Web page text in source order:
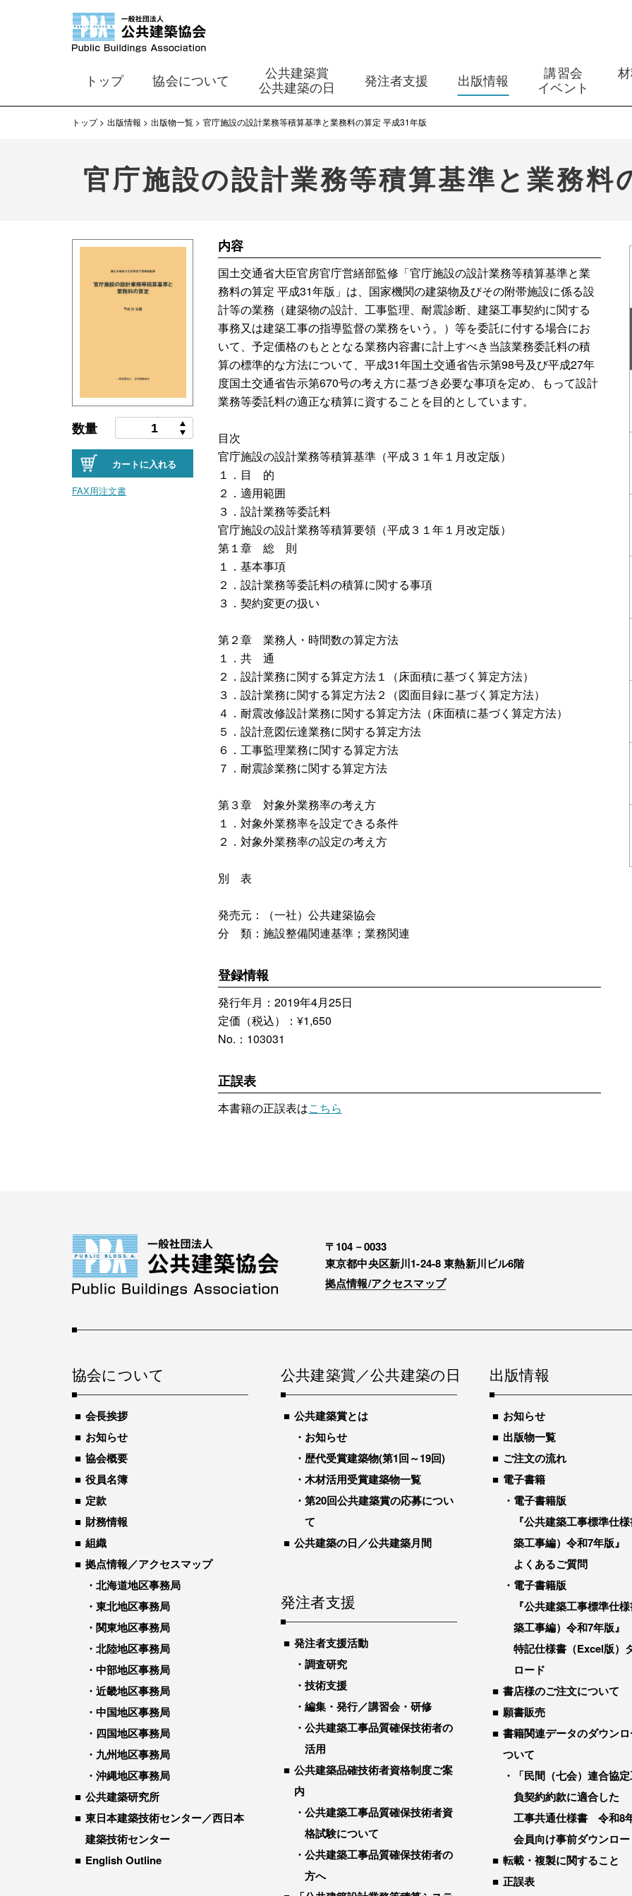
トップ 協会について
公共建築賞
公共建築の日
発注者支援 出版情報
講習会
イベント
トップ 出版情報 出版物一覧 官庁施設の設計業務等積算基準と業務料の算定 平成31年版
官庁施設の設計業務等積算基準と業務料
数量
カートに入れる
FAX用注文書
内容
国土交通省大臣官房官庁営繕部監修「官庁施設の設計業務等積算基準と業
務料の算定 平成31年版」は、国家機関の建築物及びその附帯施設に係る設
計等の業務（建築物の設計、工事監理、耐震診断、建築工事契約に関する
事務又は建築工事の指導監督の業務をいう。）等を委託に付する場合にお
いて、予定価格のもととなる業務内容書に計上すべき当該業務委託料の積
算の標準的な方法について、平成31年国土交通省告示第98号及び平成27年
度国土交通省告示第670号の考え方に基づき必要な事項を定め、もって設計
業務等委託料の適正な積算に資することを目的としています。
目次
官庁施設の設計業務等積算基準（平成３１年１月改定版）
１．目 的
２．適用範囲
３．設計業務等委託料
官庁施設の設計業務等積算要領（平成３１年１月改定版）
第１章 総 則
１．基本事項
２．設計業務等委託料の積算に関する事項
３．契約変更の扱い
第２章 業務人・時間数の算定方法
１．共 通
２．設計業務に関する算定方法１（床面積に基づく算定方法）
３．設計業務に関する算定方法２（図面目録に基づく算定方法）
４．耐震改修設計業務に関する算定方法（床面積に基づく算定方法）
５．設計意図伝達業務に関する算定方法
６．工事監理業務に関する算定方法
７．耐震診業務に関する算定方法
第３章 対象外業務率の考え方
１．対象外業務率を設定できる条件
２．対象外業務率の設定の考え方
別 表
発売元：（一社）公共建築協会
分 類：施設整備関連基準；業務関連
登録情報
発行年月：2019年4月25日
定価（税込）：¥1,650
No.：103031
正誤表
本書籍の正誤表はこちら
〒104－0033
東京都中央区新川1-24-8 東熱新川ビル6階
拠点情報/アクセスマップ
協会について
会長挨拶
お知らせ
協会概要
役員名簿
定款
財務情報
組織
拠点情報／アクセスマップ
北海道地区事務局
東北地区事務局
関東地区事務局
北陸地区事務局
中部地区事務局
近畿地区事務局
中国地区事務局
四国地区事務局
九州地区事務局
沖縄地区事務局
公共建築研究所
東日本建築技術センター／西日本
建築技術センター
English Outline
公共建築賞／公共建築の日
公共建築賞とは
お知らせ
歴代受賞建築物(第1回～19回)
木材活用受賞建築物一覧
第20回公共建築賞の応募につい
て
公共建築の日／公共建築月間
発注者支援
発注者支援活動
調査研究
技術支援
編集・発行／講習会・研修
公共建築工事品質確保技術者の
活用
公共建築品確技術者資格制度ご案
内
公共建築工事品質確保技術者資
格試験について
公共建築工事品質確保技術者の
方へ
出版情報
お知らせ
出版物一覧
ご注文の流れ
電子書籍
電子書籍版
『公共建築工事標準仕
築工事編）令和7年版』
よくあるご質問
電子書籍版
『公共建築工事標準仕
築工事編）令和7年版』
特記仕様書（Excel版）
ロード
書店様のご注文について
願書販売
書籍関連データのダウン
ついて
「民間（七会）連合協
負契約約款に適合した
工事共通仕様書 令和8
会員向け事前ダウンロー
転載・複製に関すること
正誤表